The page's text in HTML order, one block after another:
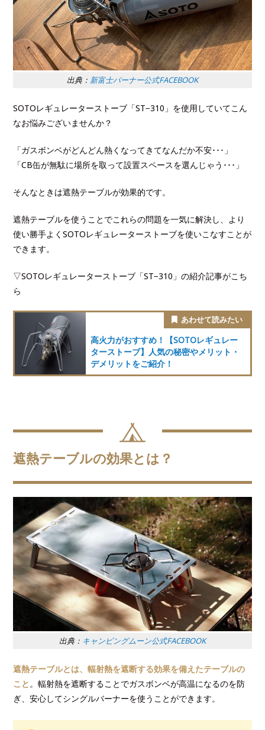
出典： 新富士バーナー公式FACEBOOK
SOTOレギュレーターストーブ「ST−310」を使用していてこん
なお悩みございませんか？
「ガスボンベがどんどん熱くなってきてなんだか不安･･･」
「CB缶が無駄に場所を取って設置スペースを選んじゃう･･･」
そんなときは遮熱テーブルが効果的です。
遮熱テーブルを使うことでこれらの問題を一気に解決し、より
使い勝手よくSOTOレギュレーターストーブを使いこなすことが
できます。
▽SOTOレギュレーターストーブ「ST−310」の紹介記事がこち
ら
高火力がおすすめ！【SOTOレギュレー
ターストーブ】人気の秘密やメリット・
デメリットをご紹介！
遮熱テーブルの効果とは？
出典： キャンピングムーン公式FACEBOOK
遮熱テーブルとは、輻射熱を遮断する効果を備えたテーブルの
こと 。輻射熱を遮断することでガスボンベが高温になるのを防
ぎ、安心してシングルバーナーを使うことができます。